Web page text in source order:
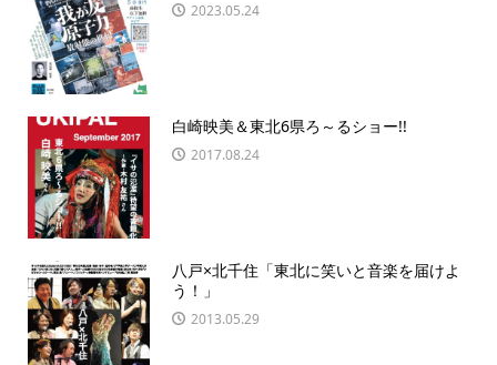
2023.05.24
白崎映美＆東北6県ろ～るショー!!
2017.08.24
八戸×北千住「東北に笑いと音楽を届けよ
う！」
2013.05.29